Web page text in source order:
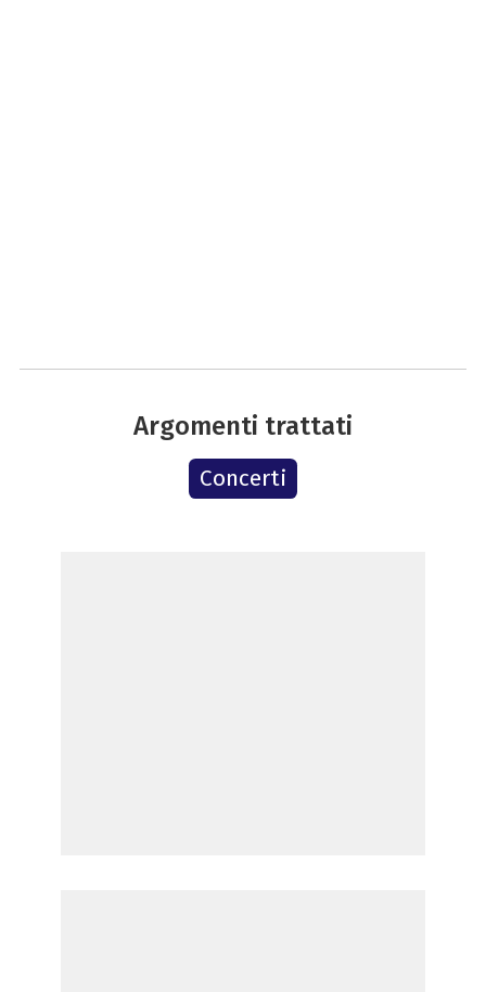
Argomenti trattati
Concerti